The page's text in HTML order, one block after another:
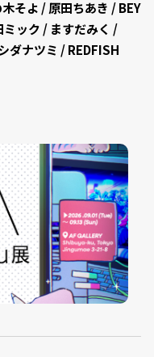
そよ / 原田ちあき / BEY
ック / ますだみく /
ダナツミ / REDFISH